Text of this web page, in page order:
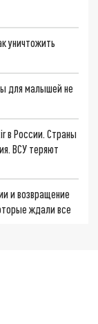
уничтожить
для малышей не
в России. Страны
ВСУ теряют
и возвращение
ждали все